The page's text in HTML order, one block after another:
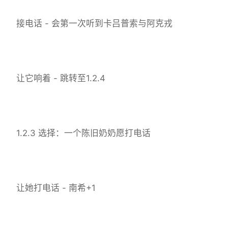
接电话 - 会第一次听到卡吕普索与阿克戎
让它响着 - 跳转至1.2.4
1.2.3 选择：一个陈旧奶奶愿打电话
让她打电话 - 南希+1